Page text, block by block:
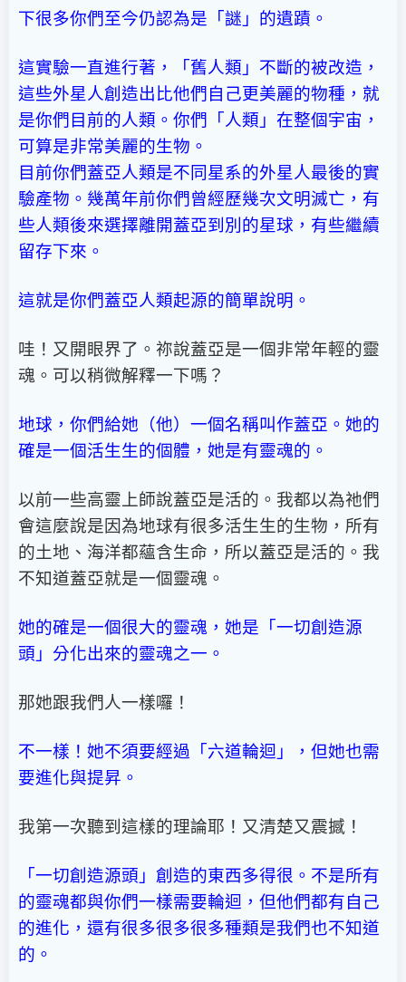
下很多你們至今仍認為是「謎」的遺蹟。
這實驗一直進行著，「舊人類」不斷的被改造，
這些外星人創造出比他們自己更美麗的物種，就
是你們目前的人類。你們「人類」在整個宇宙，
可算是非常美麗的生物。
目前你們蓋亞人類是不同星系的外星人最後的實
驗產物。幾萬年前你們曾經歷幾次文明滅亡，有
些人類後來選擇離開蓋亞到別的星球，有些繼續
留存下來。
這就是你們蓋亞人類起源的簡單說明。
哇！又開眼界了。祢說蓋亞是一個非常年輕的靈
魂。可以稍微解釋一下嗎？
地球，你們給她（他）一個名稱叫作蓋亞。她的
確是一個活生生的個體，她是有靈魂的。
以前一些高靈上師說蓋亞是活的。我都以為祂們
會這麼說是因為地球有很多活生生的生物，所有
的土地、海洋都蘊含生命，所以蓋亞是活的。我
不知道蓋亞就是一個靈魂。
她的確是一個很大的靈魂，她是「一切創造源
頭」分化出來的靈魂之一。
那她跟我們人一樣囉！
不一樣！她不須要經過「六道輪迴」，但她也需
要進化與提昇。
我第一次聽到這樣的理論耶！又清楚又震撼！
「一切創造源頭」創造的東西多得很。不是所有
的靈魂都與你們一樣需要輪迴，但他們都有自己
的進化，還有很多很多很多種類是我們也不知道
的。